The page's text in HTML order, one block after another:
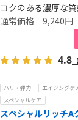
コクのある濃厚な
9,240円
4.8
ハリ・弾力 エイジングケ
スペシャルケア
スペシャルリッチA